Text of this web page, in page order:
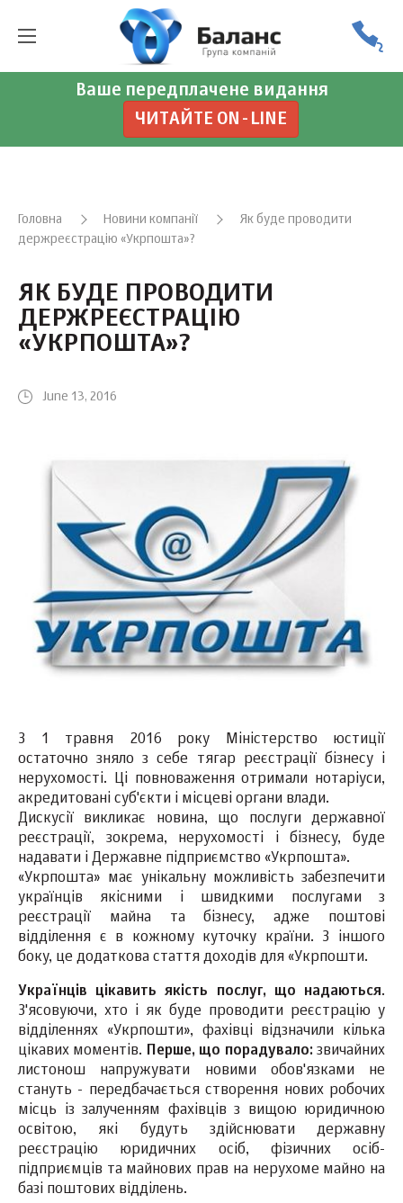
Ваше передплачене видання
ЧИТАЙТЕ ON-LINE
Головна Новини компанії
Як буде проводити
держреєстрацію «Укрпошта»?
ЯК БУДЕ ПРОВОДИТИ
ДЕРЖРЕЄСТРАЦІЮ
«УКРПОШТА»?
June 13, 2016
З 1 травня 2016 року Міністерство юстиції
остаточно зняло з себе тягар реєстрації бізнесу і
нерухомості. Ці повноваження отримали нотаріуси,
акредитовані суб'єкти і місцеві органи влади.
Дискусії викликає новина, що послуги державної
реєстрації, зокрема, нерухомості і бізнесу, буде
надавати і Державне підприємство «Укрпошта».
«Укрпошта» має унікальну можливість забезпечити
українців якісними і швидкими послугами з
реєстрації майна та бізнесу, адже поштові
відділення є в кожному куточку країни. З іншого
боку, це додаткова стаття доходів для «Укрпошти.
Українців цікавить якість послуг, що надаються.
З'ясовуючи, хто і як буде проводити реєстрацію у
відділеннях «Укрпошти», фахівці відзначили кілька
цікавих моментів.
Перше, що порадувало:звичайних
листонош напружувати новими обов'язками не
стануть - передбачається створення нових робочих
місць із залученням фахівців з вищою юридичною
освітою, які будуть здійснювати державну
реєстрацію юридичних осіб, фізичних осіб-
підприємців та майнових прав на нерухоме майно на
базі поштових відділень.